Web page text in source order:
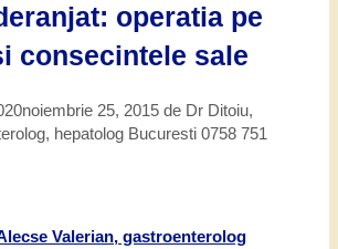
operatia pe
consecintele sale
noiembrie 25, 2015 de Dr Ditoiu,
hepatolog Bucuresti 0758 751
Valerian, gastroenterolog